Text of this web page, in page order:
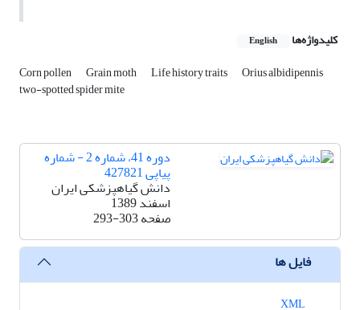
کلیدواژه‌ها English
Corn pollen Grain moth Life history traits Orius albidipennis
two-spotted spider mite
دوره 41، شماره 2 - شماره
پیاپی 427821
دانش گیاهپزشکی ایران
اسفند 1389
صفحه293-303
فایل ها